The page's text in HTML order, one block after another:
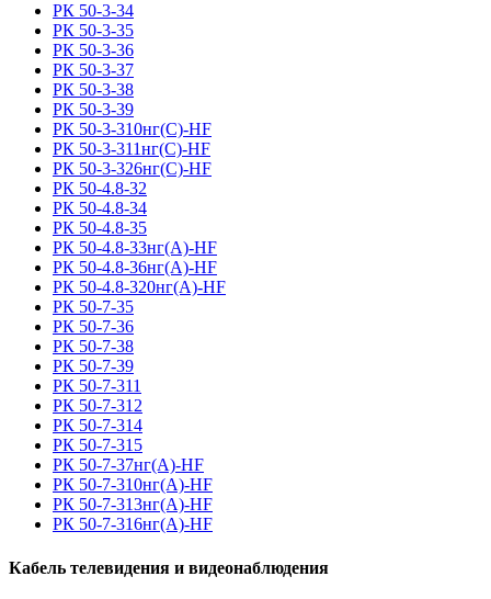
РК 50-3-34
РК 50-3-35
РК 50-3-36
РК 50-3-37
РК 50-3-38
РК 50-3-39
РК 50-3-310нг(С)-HF
РК 50-3-311нг(С)-HF
РК 50-3-326нг(С)-HF
РК 50-4.8-32
РК 50-4.8-34
РК 50-4.8-35
РК 50-4.8-33нг(A)-HF
РК 50-4.8-36нг(A)-HF
РК 50-4.8-320нг(A)-HF
РК 50-7-35
РК 50-7-36
РК 50-7-38
РК 50-7-39
РК 50-7-311
РК 50-7-312
РК 50-7-314
РК 50-7-315
РК 50-7-37нг(A)-HF
РК 50-7-310нг(A)-HF
РК 50-7-313нг(A)-HF
РК 50-7-316нг(A)-HF
Кабель телевидения и видеонаблюдения